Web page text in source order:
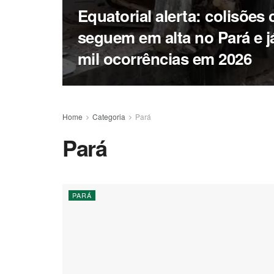
Equatorial alerta: colisões
seguem em alta no Pará e
mil ocorrências em 2026
Home Categoria Pará
Pará
PARÁ